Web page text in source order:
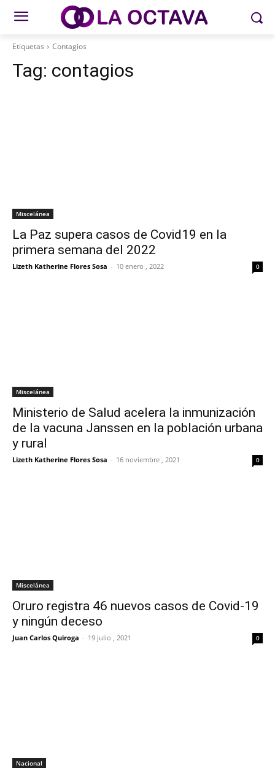
Etiquetas Contagios
Tag: contagios
Miscelánea
La Paz supera casos de Covid19 en la
primera semana del 2022
Lizeth Katherine Flores Sosa - 10 enero , 2022 0
Miscelánea
Ministerio de Salud acelera la inmunización
de la vacuna Janssen en la población urbana
y rural
Lizeth Katherine Flores Sosa - 16 noviembre , 2021 0
Miscelánea
Oruro registra 46 nuevos casos de Covid-19
y ningún deceso
Juan Carlos Quiroga - 19 julio , 2021 0
Nacional